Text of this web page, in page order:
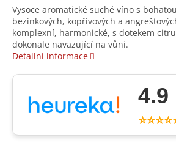
Vysoce aromatické suché víno s
bezinkových, kopřivových a
komplexní, harmonické, s dotekem
dokonale navazující na vůni.
Detailní informace
4.9